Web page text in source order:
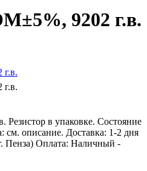
9202 г.в.
в упаковке. Состояние
см. описание. Доставка: 1-2 дня
Пенза) Оплата: Наличный -